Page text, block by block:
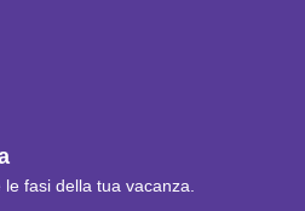
fasi della tua vacanza.